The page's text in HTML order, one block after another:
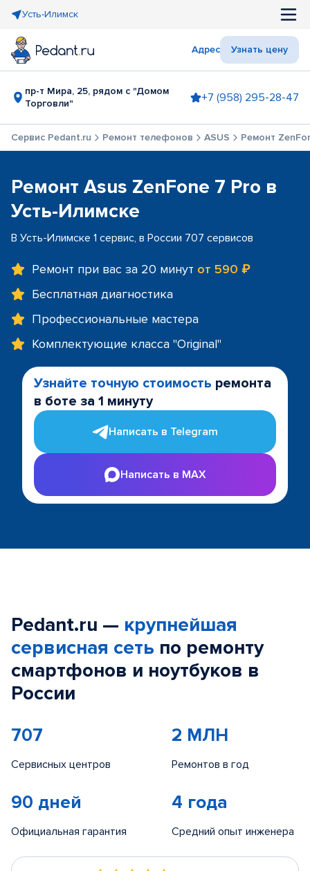
Усть-Илимск
Адрес Узнать цену
пр-т Мира, 25, рядом с "Домом
Торговли"
+7 (958) 295-28-47
Сервис Pedant.ru Ремонт телефонов ASUS Ремонт
Ремонт Asus ZenFone 7 Pro в
Усть-Илимске
В Усть-Илимске 1 сервис, в России 707 сервисов
Ремонт при вас за 20 минут от 590 ₽
Бесплатная диагностика
Профессиональные мастера
Комплектующие класса "Original"
Узнайте точную стоимость ремонта
в боте за 1 минуту
Написать в Telegram
Написать в MAX
Pedant.ru — крупнейшая
сервисная сеть по ремонту
смартфонов и ноутбуков в
России
707
Сервисных центров
2 МЛН
Ремонтов в год
90 дней
Официальная гарантия
4 года
Средний опыт инженера